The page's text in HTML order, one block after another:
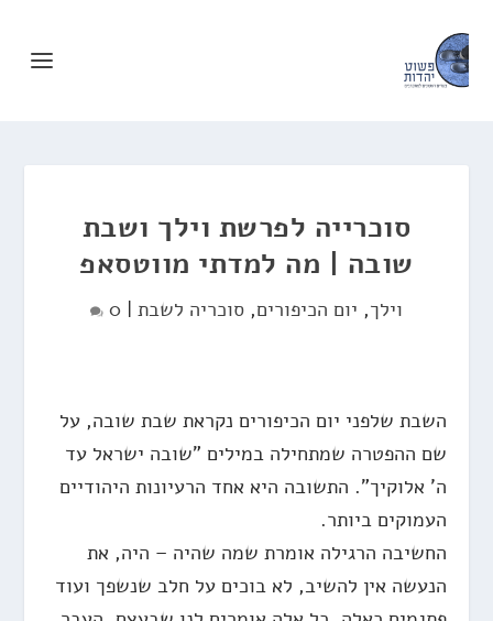
סוכרייה לפרשת וילך ושבת
שובה | מה למדתי מווטסאפ
וילך, יום הכיפורים, סוכריה לשבת |
0
השבת שלפני יום הכיפורים נקראת שבת שובה, על
שם ההפטרה שמתחילה במילים "שובה ישראל עד
ה' אלוקיך". התשובה היא אחד הרעיונות היהודיים
העמוקים ביותר.
החשיבה הרגילה אומרת שמה שהיה – היה, את
הנעשה אין להשיב, לא בוכים על חלב שנשפך ועוד